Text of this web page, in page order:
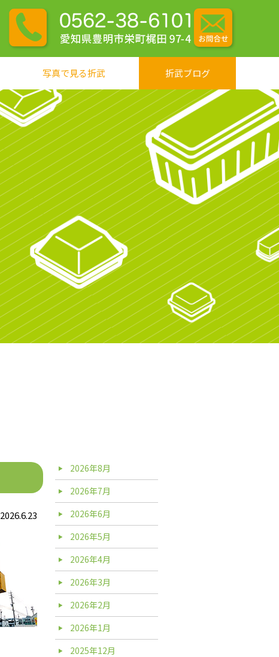
写真で見る折武 折武ブログ
2026.6.23
2026年8月
2026年7月
2026年6月
2026年5月
2026年4月
2026年3月
2026年2月
2026年1月
2025年12月